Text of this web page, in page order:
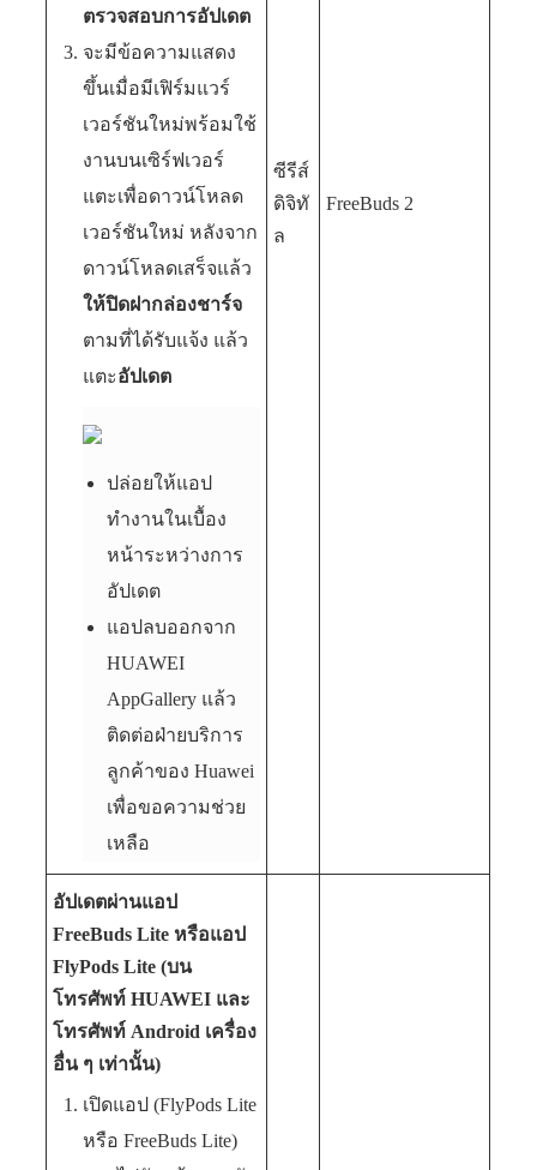
ตรวจสอบการอัปเดต
จะมีข้อความแสดง
ขึ้นเมื่อมีเฟิร์มแวร์
เวอร์ชันใหม่พร้อมใช้
งานบนเซิร์ฟเวอร์
แตะเพื่อดาวน์โหลด
เวอร์ชันใหม่ หลังจาก
ดาวน์โหลดเสร็จแล้ว
ให้ปิดฝากล่องชาร์จ
ตามที่ได้รับแจ้ง แล้ว
แตะอัปเดต
ปล่อยให้แอป
ทำงานในเบื้อง
หน้าระหว่างการ
อัปเดต
แอปลบออกจาก
HUAWEI
AppGallery แล้ว
ติดต่อฝ่ายบริการ
ลูกค้าของ Huawei
เพื่อขอความช่วย
เหลือ
ซีรีส์
ดิจิทั
ล
FreeBuds 2
อัปเดตผ่านแอป
FreeBuds Lite หรือแอป
FlyPods Lite (บน
โทรศัพท์ HUAWEI และ
โทรศัพท์ Android เครื่อง
อื่น ๆ เท่านั้น)
เปิดแอป (FlyPods Lite
หรือ FreeBuds Lite)